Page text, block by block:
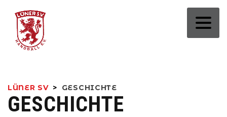
LÜNER SV > GESCHICHTE
GESCHICHTE